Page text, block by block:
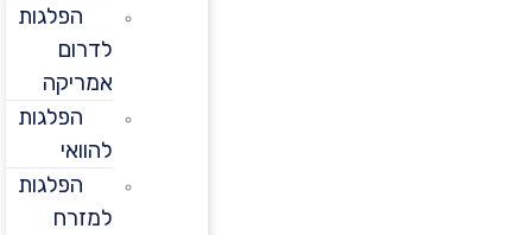
הפלגות
לדרום
אמריקה
הפלגות
הפלגות
למזרח